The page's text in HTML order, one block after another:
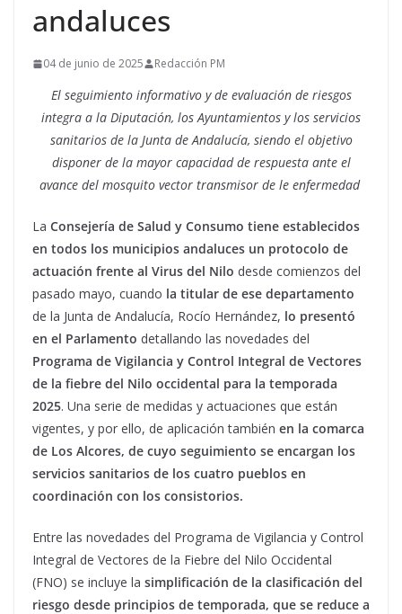
andaluces
04 de junio de 2025 Redacción PM
El seguimiento informativo y de evaluación de riesgos
integra a la Diputación, los Ayuntamientos y los servicios
sanitarios de la Junta de Andalucía, siendo el objetivo
disponer de la mayor capacidad de respuesta ante el
avance del mosquito vector transmisor de le enfermedad
La Consejería de Salud y Consumo tiene establecidos
en todos los municipios andaluces un protocolo de
actuación frente al Virus del Nilo desde comienzos del
pasado mayo, cuando la titular de ese departamento
de la Junta de Andalucía, Rocío Hernández, lo presentó
en el Parlamento detallando las novedades del
Programa de Vigilancia y Control Integral de Vectores
de la fiebre del Nilo occidental para la temporada
2025. Una serie de medidas y actuaciones que están
vigentes, y por ello, de aplicación también en la comarca
de Los Alcores, de cuyo seguimiento se encargan los
servicios sanitarios de los cuatro pueblos en
coordinación con los consistorios.
Entre las novedades del Programa de Vigilancia y Control
Integral de Vectores de la Fiebre del Nilo Occidental
(FNO) se incluye la simplificación de la clasificación del
riesgo desde principios de temporada, que se reduce a